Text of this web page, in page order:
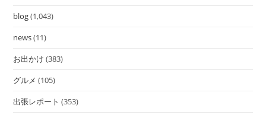
blog(1,043)
news(11)
お出かけ (383)
グルメ (105)
出張レポート (353)